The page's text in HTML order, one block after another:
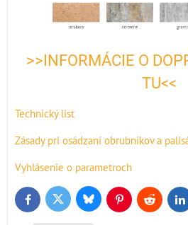
>>INFORMÁCIE O
TU<<
Technický list
Zásady pri osádzaní obrubníkov a
Vyhlásenie o parametroch
FacebookTwitter BlueskyPinterestReddit